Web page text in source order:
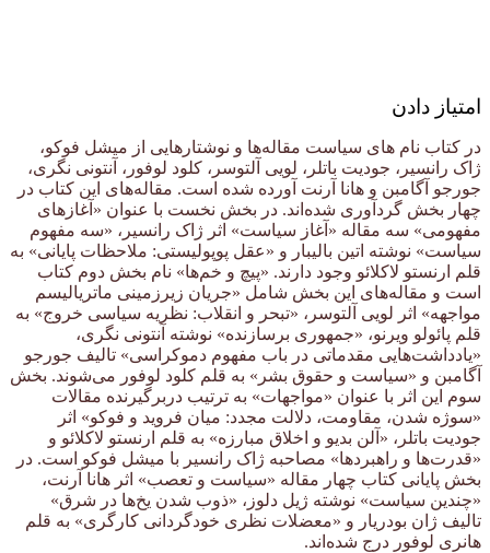
امتیاز دادن
در کتاب نام های سیاست مقاله‌ها و نوشتارهایی از میشل فوکو،
ژاک رانسیر، جودیت باتلر، لویی آلتوسر، کلود لوفور، آنتونی نگری،
جورجو آگامبن و هانا آرنت آورده شده است. مقاله‌های این کتاب در
چهار بخش گردآوری شده‌اند. در بخش نخست با عنوان «آغازهای
مفهومی» سه مقاله «آغاز سیاست» اثر ژاک رانسیر، «سه مفهوم
سیاست» نوشته اتین بالیبار و «عقل پوپولیستی: ملاحظات پایانی» به
قلم ارنستو لاکلائو وجود دارند. «پیچ و خم‌ها» نام بخش دوم کتاب
است و مقاله‌های این بخش شامل «جریان زیرزمینی ماتریالیسم
مواجهه» اثر لویی آلتوسر، «تبحر و انقلاب: نظریه سیاسی خروج» به
قلم پائولو ویرنو، «جمهوری برسازنده» نوشته آنتونی نگری،
«یادداشت‌هایی مقدماتی در باب مفهوم دموکراسی» تالیف جورجو
آگامبن و «سیاست و حقوق بشر» به قلم کلود لوفور می‌شوند. بخش
سوم این اثر با عنوان «مواجهات» به ترتیب دربرگیرنده مقالات
«سوژه شدن، مقاومت، دلالت مجدد: میان فروید و فوکو» اثر
جودیت باتلر، «آلن بدیو و اخلاق مبارزه» به قلم ارنستو لاکلائو و
«قدرت‌ها و راهبردها» مصاحبه ژاک رانسیر با میشل فوکو است. در
بخش پایانی کتاب چهار مقاله «سیاست و تعصب» اثر هانا آرنت،
«چندین سیاست» نوشته ژیل دلوز، «ذوب شدن یخ‌ها در شرق»
تالیف ژان بودریار و «معضلات نظری خودگردانی کارگری» به قلم
هانری لوفور درج شده‌اند.